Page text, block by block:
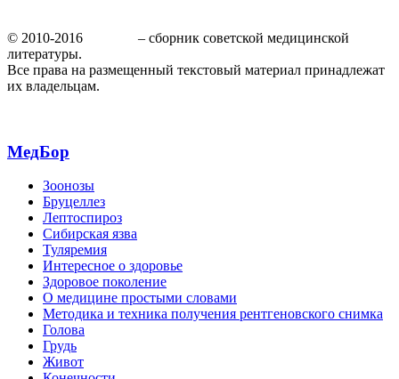
© 2010-2016
– сборник советской медицинской
литературы.
Все права на размещенный текстовый материал принадлежат
их владельцам.
МедБор
Зоонозы
Бруцеллез
Лептоспироз
Сибирская язва
Туляремия
Интересное о здоровье
Здоровое поколение
О медицине простыми словами
Методика и техника получения рентгеновского снимка
Голова
Грудь
Живот